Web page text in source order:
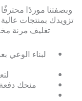
وبصفتنا موردًا
تزويدك بمنتجات
تغليف مرنة
لبناء الوعي
منحك دفعة